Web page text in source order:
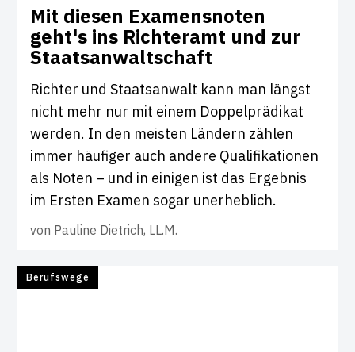
Mit diesen Exa­mens­noten
geht's ins Rich­teramt und zur
Staats­an­walt­schaft
Richter und Staatsanwalt kann man längst
nicht mehr nur mit einem Doppelprädikat
werden. In den meisten Ländern zählen
immer häufiger auch andere Qualifikationen
als Noten – und in einigen ist das Ergebnis
im Ersten Examen sogar unerheblich.
von Pauline Dietrich, LL.M.
Berufswege